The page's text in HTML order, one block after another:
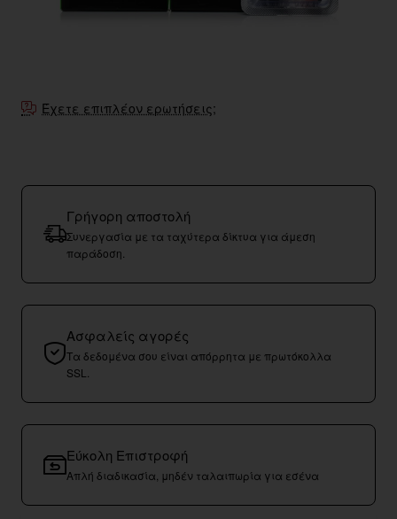
Έχετε επιπλέον ερωτήσεις;
Γρήγορη αποστολή
Συνεργασία με τα ταχύτερα δίκτυα για άμεση
παράδοση.
Ασφαλείς αγορές
Τα δεδομένα σου είναι απόρρητα με πρωτόκολλα
SSL.
Εύκολη Επιστροφή
Απλή διαδικασία, μηδέν ταλαιπωρία για εσένα